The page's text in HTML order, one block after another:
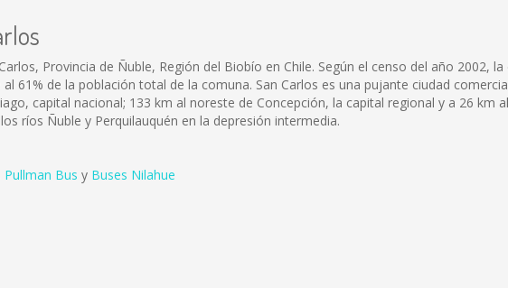
Provincia de Ñuble, Región del Biobío en Chile. Según el censo del año 2002,
61% de la población total de la comuna. San Carlos es una pujante ciudad
capital nacional; 133 km al noreste de Concepción, la capital regional y a 26 km
ríos Ñuble y Perquilauquén en la depresión intermedia.
Pullman Bus y Buses Nilahue